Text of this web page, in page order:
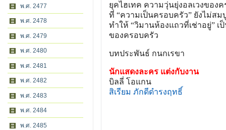
พ.ศ. 2477
พ.ศ. 2478
พ.ศ. 2479
พ.ศ. 2480
พ.ศ. 2481
พ.ศ. 2482
พ.ศ. 2483
พ.ศ. 2484
พ.ศ. 2485
ยุคไฮเทค ความวุ่นยุ่งอลเวงของ
ที่ “ความเป็นครอบครัว” ยังไม่ส
ทำให้ “วิมานห้องแถวที่เช่าอยู่” เ
ของครอบครัว
บทประพันธ์ กนกเรขา
นักแสดงละคร แต่งกับงาน
บิลลี่ โอแกน
สิเรียม ภักดีดำรงฤทธิ์